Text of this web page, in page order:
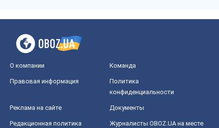
О компании Команда
Правовая информация
Политика
конфиденциальности
Реклама на сайте Документы
Редакционная политика
Журналисты OBOZ.UA на месте